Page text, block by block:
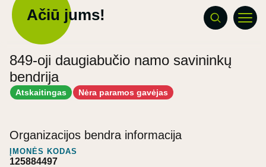
Ačiū jums!
849-oji daugiabučio namo savininkų
bendrija
Atskaitingas Nėra paramos gavėjas
Organizacijos bendra informacija
ĮMONĖS KODAS
125884497